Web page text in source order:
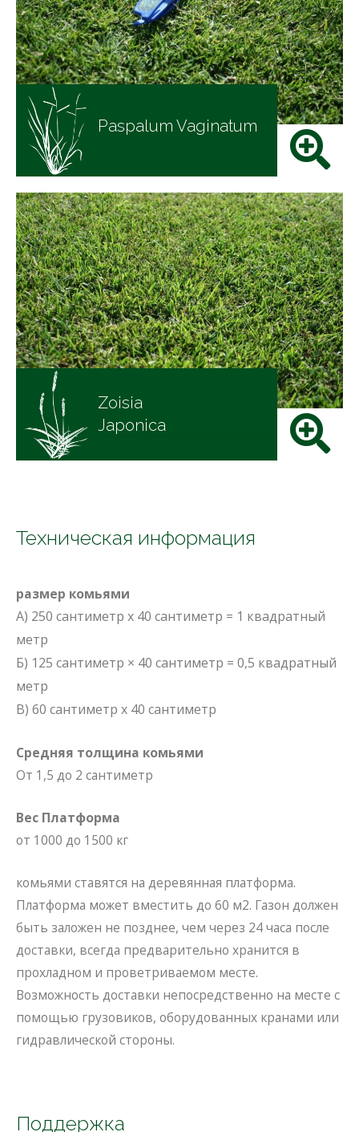
Paspalum Vaginatum
Zoisia
Japonica
Техническая информация
размер комьями
A) 250 сантиметр x 40 сантиметр = 1 квадратный
метр
Б) 125 сантиметр × 40 сантиметр = 0,5 квадратный
метр
В) 60 сантиметр x 40 сантиметр
Средняя толщина комьями
От 1,5 до 2 сантиметр
Вес Платформа
от 1000 до 1500 кг
комьями ставятся на деревянная платформа.
Платформа может вместить до 60 м2. Газон должен
быть заложен не позднее, чем через 24 часа после
доставки, всегда предварительно хранится в
прохладном и проветриваемом месте.
Возможность доставки непосредственно на месте с
помощью грузовиков, оборудованных кранами или
гидравлической стороны.
Поддержка